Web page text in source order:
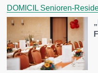
DOMICIL Senioren-